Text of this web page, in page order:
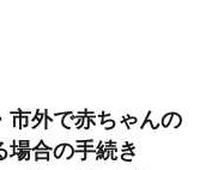
市外で赤ちゃんの
場合の手続き